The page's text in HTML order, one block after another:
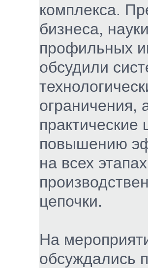
комплекса.
бизнеса,
профильных
обсудили
ограничения,
практические
повышению
на всех этапах
цепочки.
На
обсуждались